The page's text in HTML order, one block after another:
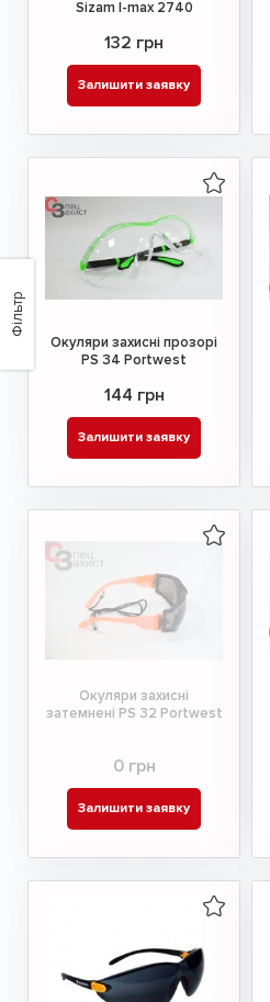
Фільтр
Sizam I-max 2740
132 грн
Залишити заявку
Окуляри захисні прозорі
PS 34 Portwest
144 грн
Залишити заявку
Окуляри захисні
затемнені PS 32 Portwest
0 грн
Залишити заявку